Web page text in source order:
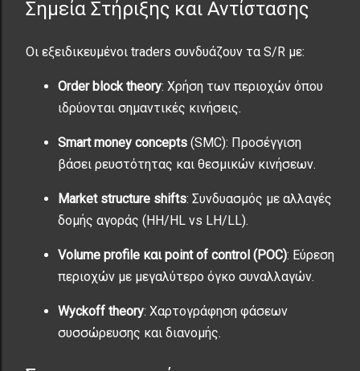
Σημεία Στήριξης και Αντίστασης
Οι εξειδικευμένοι traders συνδυάζουν τα S/R με:
Order block theory: Χρήση των περιοχών όπου
ιδρύονται σημαντικές κινήσεις.
Smart money concepts (SMC): Προσέγγιση
βάσει ρευστότητας και θεσμικών κινήσεων.
Market structure shifts: Συνδυασμός με αλλαγές
δομής αγοράς (HH/HL vs LH/LL).
Volume profile και point of control (POC): Εύρεση
περιοχών με μεγαλύτερο όγκο συναλλαγών.
Wyckoff theory: Χαρτογράφηση φάσεων
συσσώρευσης και διανομής.